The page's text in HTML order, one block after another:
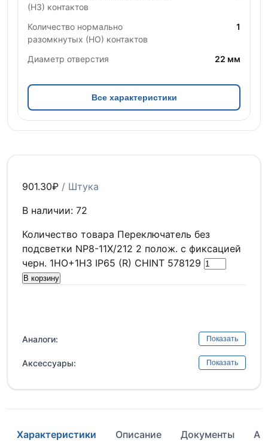
(НЗ) контактов
Количество нормально
разомкнутых (НО) контактов
1
Диаметр отверстия 22 мм
Все характеристики
901.30₽ / Штука
В наличии: 72
Количество товара Переключатель без
подсветки NP8-11X/212 2 полож. с фиксацией
черн. 1НО+1НЗ IP65 (R) CHINT 578129
В корзину
Аналоги: Показать
Аксессуары: Показать
Характеристики Описание Документы